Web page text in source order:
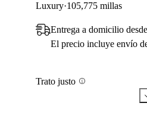
Luxury 105,775 millas
Entrega a domicilio
El precio incluye envío
Trato justo